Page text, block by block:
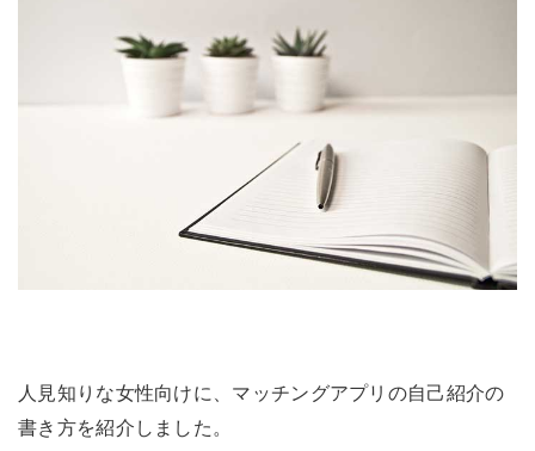
人見知りな女性向けに、マッチングアプリの自己紹介の
書き方を紹介しました。